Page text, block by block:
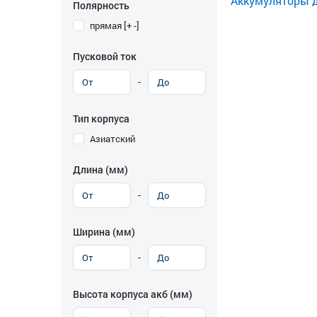
Полярность
прямая [+ -]
Пусковой ток
-
Тип корпуса
Азиатский
Длина (мм)
-
Ширина (мм)
-
Высота корпуса акб (мм)